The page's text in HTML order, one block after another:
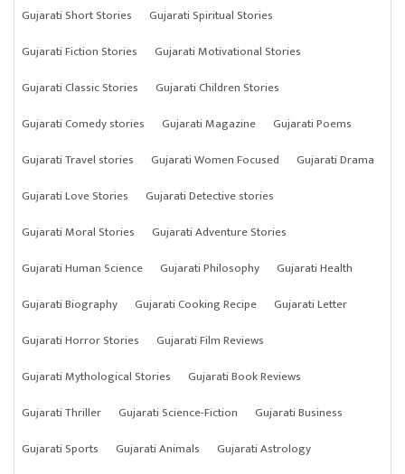
Gujarati Short Stories
Gujarati Spiritual Stories
Gujarati Fiction Stories
Gujarati Motivational Stories
Gujarati Classic Stories
Gujarati Children Stories
Gujarati Comedy stories
Gujarati Magazine
Gujarati Poems
Gujarati Travel stories
Gujarati Women Focused
Gujarati Drama
Gujarati Love Stories
Gujarati Detective stories
Gujarati Moral Stories
Gujarati Adventure Stories
Gujarati Human Science
Gujarati Philosophy
Gujarati Health
Gujarati Biography
Gujarati Cooking Recipe
Gujarati Letter
Gujarati Horror Stories
Gujarati Film Reviews
Gujarati Mythological Stories
Gujarati Book Reviews
Gujarati Thriller
Gujarati Science-Fiction
Gujarati Business
Gujarati Sports
Gujarati Animals
Gujarati Astrology